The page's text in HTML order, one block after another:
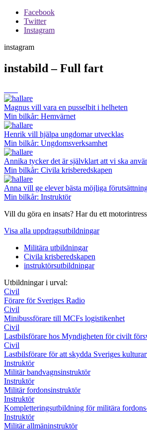
Facebook
Twitter
Instagram
instagram
instabild – Full fart
Magnus vill vara en pusselbit i helheten
Min bilkår: Hemvärnet
Henrik vill hjälpa ungdomar utvecklas
Min bilkår: Ungdomsverksamhet
Annika tycker det är självklart att vi ska
Min bilkår: Civila krisberedskapen
Anna vill ge elever bästa möjliga
Min bilkår: Instruktör
Vill du göra en insats? Har du ett
Visa alla uppdragsutbildningar
Militära utbildningar
Civila krisberedskapen
instruktörsutbildningar
Utbildningar i urval:
Civil
Förare för Sveriges Radio
Civil
Minibussförare till MCFs logistikenhet
Civil
Lastbilsförare hos Myndigheten för civilt
Civil
Lastbilsförare för att skydda Sveriges
Instruktör
Militär bandvagnsinstruktör
Instruktör
Militär fordonsinstruktör
Instruktör
Kompletteringsutbildning för militära
Instruktör
Militär allmäninstruktör